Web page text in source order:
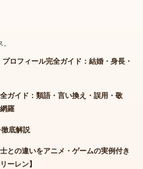
ロフィール完全ガイド：結婚・身長・
ガイド：類語・言い換え・誤用・敬
羅
底解説
との違いをアニメ・ゲームの実例付き
ーレン】